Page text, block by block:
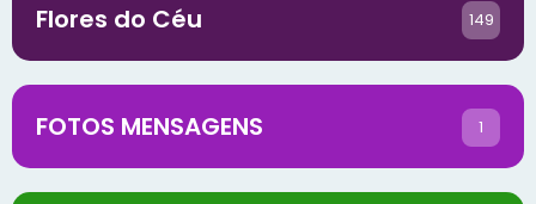
Flores do Céu 149
FOTOS MENSAGENS 1